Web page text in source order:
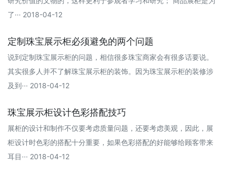
了··· 2018-04-12
定制珠宝展示柜必须避免的两个问题
说到定制珠宝展示柜的问题，相信很多珠宝商家会有很多话要说。
其实很多人并不了解珠宝展示柜的装饰。因为珠宝展示柜的装修涉
及到··· 2018-04-12
珠宝展示柜设计色彩搭配技巧
展柜的设计和制作不仅要考虑质量问题，还要考虑美观，因此，展
柜设计时色彩的搭配十分重要，如果色彩搭配的好能够给顾客带来
耳目··· 2018-04-12